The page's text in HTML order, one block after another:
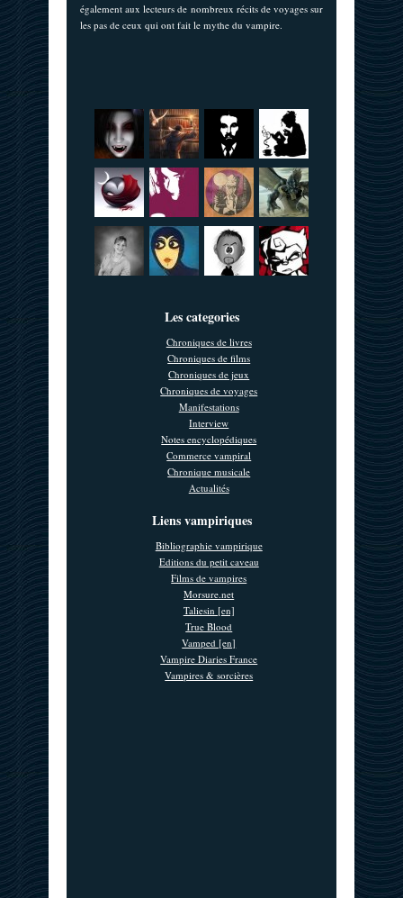
également aux lecteurs de nombreux récits de voyages sur
les pas de ceux qui ont fait le mythe du vampire.
Les categories
Chroniques de livres
Chroniques de films
Chroniques de jeux
Chroniques de voyages
Manifestations
Interview
Notes encyclopédiques
Commerce vampiral
Chronique musicale
Actualités
Liens vampiriques
Bibliographie vampirique
Editions du petit caveau
Films de vampires
Morsure.net
Taliesin [en]
True Blood
Vamped [en]
Vampire Diaries France
Vampires & sorcières